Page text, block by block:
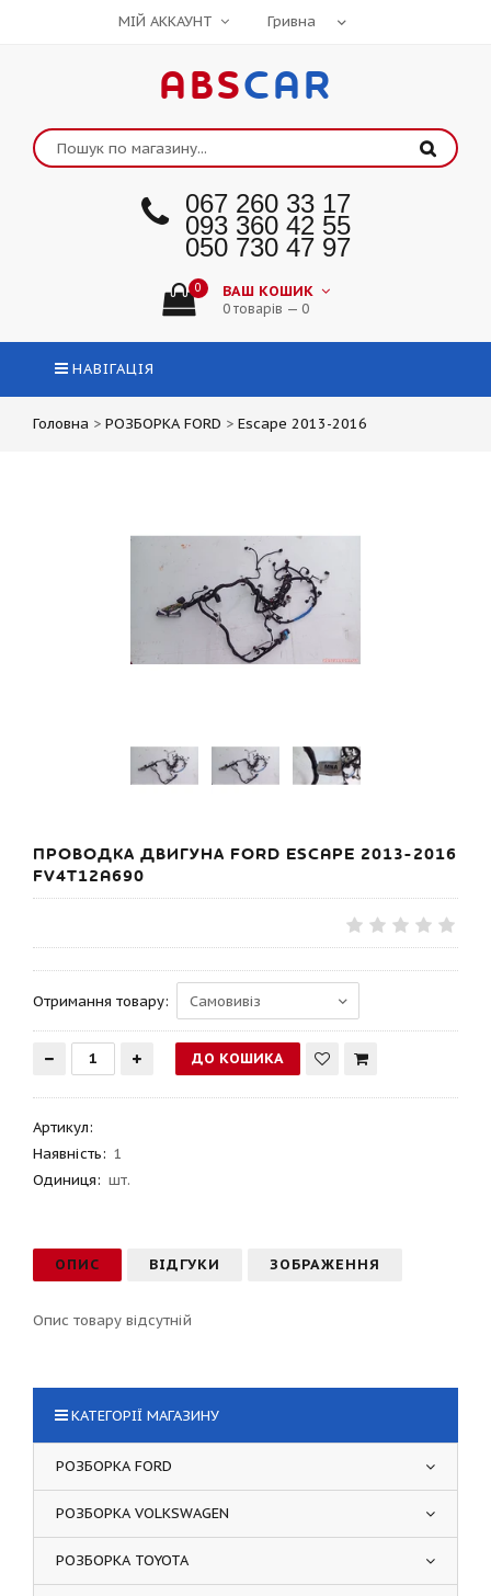
МІЙ АККАУНТ
ABSCAR
067 260 33 17
093 360 42 55
050 730 47 97
0 ВАШ КОШИК
0 товарів — 0
НАВІГАЦІЯ
Головна > РОЗБОРКА FORD > Escape 2013-2016
ПРОВОДКА ДВИГУНА FORD ESCAPE 2013-2016
FV4T12A690
Отримання товару:
Артикул:
Наявність: 1
Одиниця: шт.
ОПИС ВІДГУКИ ЗОБРАЖЕННЯ
Опис товару відсутній
КАТЕГОРІЇ МАГАЗИНУ
РОЗБОРКА FORD
РОЗБОРКА VOLKSWAGEN
РОЗБОРКА TOYOTA